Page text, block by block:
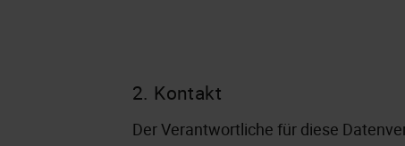
2. Kontakt
Der Verantwortliche für diese